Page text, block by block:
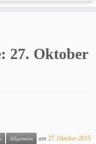
27. Oktober
Allgemein am27. Oktober 2015